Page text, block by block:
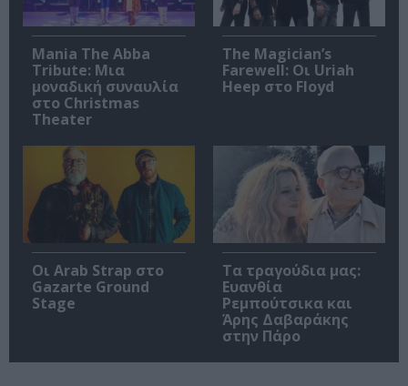
Mania The Abba
Tribute: Μια
μοναδική συναυλία
στο Christmas
Theater
The Magician’s
Farewell: Οι Uriah
Heep στο Floyd
Οι Arab Strap στο
Gazarte Ground
Stage
Τα τραγούδια μας:
Ευανθία
Ρεμπούτσικα και
Άρης Δαβαράκης
στην Πάρο